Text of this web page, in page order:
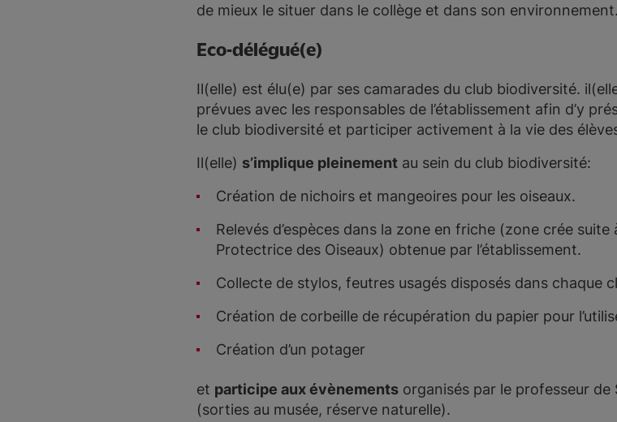
de mieux le situer dans le collège et dans son environnement.
Eco-délégué(e)
Il(elle) est élu(e) par ses camarades du club biodiversité.
prévues avec les responsables de l’établissement afin d’y
le club biodiversité et participer activement à la vie des
Il(elle) s’implique pleinement au sein du club biodiversité:
Création de nichoirs et mangeoires pour les oiseaux.
Relevés d’espèces dans la zone en friche (zone crée
Protectrice des Oiseaux) obtenue par l’établissement.
Collecte de stylos, feutres usagés disposés dans chaque
Création de corbeille de récupération du papier pour
Création d’un potager
et participe aux évènements organisés par le professeur
(sorties au musée, réserve naturelle).